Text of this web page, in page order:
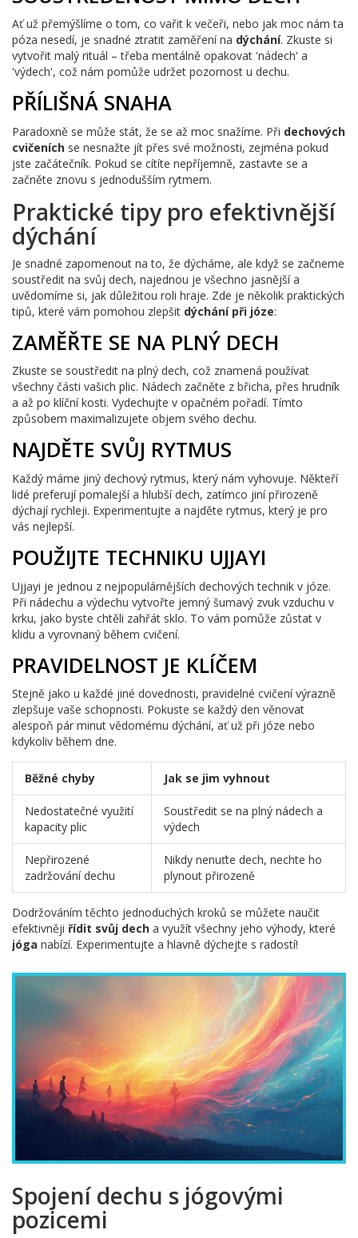
Ať už přemýšlíme o tom, co vařit k večeři, nebo jak moc nám ta
póza nesedí, je snadné ztratit zaměření na dýchání. Zkuste si
vytvořit malý rituál – třeba mentálně opakovat 'nádech' a
'výdech', což nám pomůže udržet pozornost u dechu.
PŘÍLIŠNÁ SNAHA
Paradoxně se může stát, že se až moc snažíme. Při dechových
cvičeních se nesnažte jít přes své možnosti, zejména pokud
jste začátečník. Pokud se cítíte nepříjemně, zastavte se a
začněte znovu s jednodušším rytmem.
Praktické tipy pro efektivnější
dýchání
Je snadné zapomenout na to, že dýcháme, ale když se začneme
soustředit na svůj dech, najednou je všechno jasnější a
uvědomíme si, jak důležitou roli hraje. Zde je několik praktických
tipů, které vám pomohou zlepšit dýchání při józe:
ZAMĚŘTE SE NA PLNÝ DECH
Zkuste se soustředit na plný dech, což znamená používat
všechny části vašich plic. Nádech začněte z břicha, přes hrudník
a až po klíční kosti. Vydechujte v opačném pořadí. Tímto
způsobem maximalizujete objem svého dechu.
NAJDĚTE SVŮJ RYTMUS
Každý máme jiný dechový rytmus, který nám vyhovuje. Někteří
lidé preferují pomalejší a hlubší dech, zatímco jiní přirozeně
dýchají rychleji. Experimentujte a najděte rytmus, který je pro
vás nejlepší.
POUŽIJTE TECHNIKU UJJAYI
Ujjayi je jednou z nejpopulárnějších dechových technik v józe.
Při nádechu a výdechu vytvořte jemný šumavý zvuk vzduchu v
krku, jako byste chtěli zahřát sklo. To vám pomůže zůstat v
klidu a vyrovnaný během cvičení.
PRAVIDELNOST JE KLÍČEM
Stejně jako u každé jiné dovednosti, pravidelné cvičení výrazně
zlepšuje vaše schopnosti. Pokuste se každý den věnovat
alespoň pár minut vědomému dýchání, ať už při józe nebo
kdykoliv během dne.
Běžné chyby Jak se jim vyhnout
Nedostatečné využití
kapacity plic
Soustředit se na plný nádech a
výdech
Nepřirozené
zadržování dechu
Nikdy nenuťte dech, nechte ho
plynout přirozeně
Dodržováním těchto jednoduchých kroků se můžete naučit
efektivněji řídit svůj dech a využít všechny jeho výhody, které
jóga nabízí. Experimentujte a hlavně dýchejte s radostí!
Spojení dechu s jógovými
pozicemi